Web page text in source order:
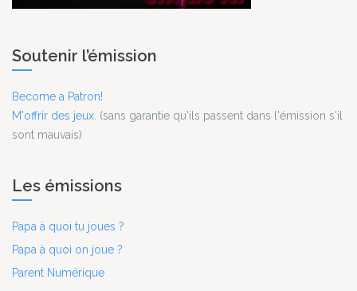
Soutenir l’émission
Become a Patron!
M'offrir des jeux. (sans garantie qu'ils passent dans l'émission s'il
sont mauvais)
Les émissions
Papa à quoi tu joues ?
Papa à quoi on joue ?
Parent Numérique